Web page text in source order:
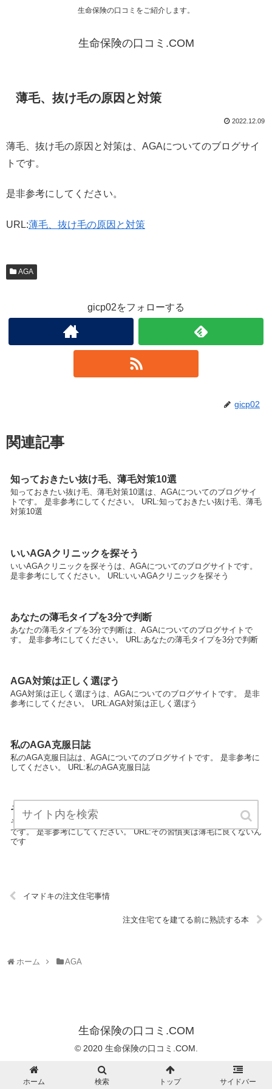
生命保険の口コミをご紹介します。
生命保険の口コミ.COM
薄毛、抜け毛の原因と対策
2022.12.09
薄毛、抜け毛の原因と対策は、AGAについてのブログサイ
トです。
是非参考にしてください。
URL:薄毛、抜け毛の原因と対策
AGA
gicp02をフォローする
gicp02
関連記事
知っておきたい抜け毛、薄毛対策10選
知っておきたい抜け毛、薄毛対策10選は、AGAについてのブログサイ
トです。 是非参考にしてください。 URL:知っておきたい抜け毛、薄毛
対策10選
いいAGAクリニックを探そう
いいAGAクリニックを探そうは、AGAについてのブログサイトです。
是非参考にしてください。 URL:いいAGAクリニックを探そう
あなたの薄毛タイプを3分で判断
あなたの薄毛タイプを3分で判断は、AGAについてのブログサイトで
す。 是非参考にしてください。 URL:あなたの薄毛タイプを3分で判断
AGA対策は正しく選ぼう
AGA対策は正しく選ぼうは、AGAについてのブログサイトです。 是非
参考にしてください。 URL:AGA対策は正しく選ぼう
私のAGA克服日誌
私のAGA克服日誌は、AGAについてのブログサイトです。 是非参考に
してください。 URL:私のAGA克服日誌
その習慣実は薄毛に良くないんです
その習慣実は薄毛に良くないんですは、AGAについてのブログサイト
です。 是非参考にしてください。 URL:その習慣実は薄毛に良くないん
です
イマドキの注文住宅事情
注文住宅てを建てる前に熟読する本
ホーム AGA
生命保険の口コミ.COM
© 2020 生命保険の口コミ.COM.
ホーム 検索 トップ サイドバー